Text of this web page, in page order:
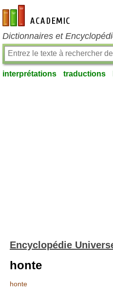
fr-academic.com
Dictionnaires et
interprétations traductions
Encyclopédie
honte
honte